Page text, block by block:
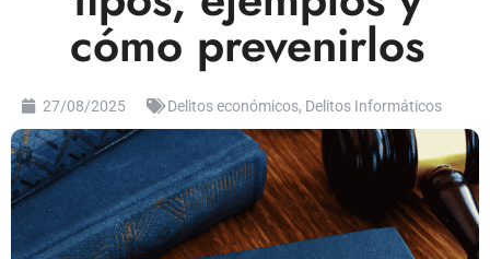
cómo prevenirlos
27/08/2025 Delitos económicos, Delitos Informáticos